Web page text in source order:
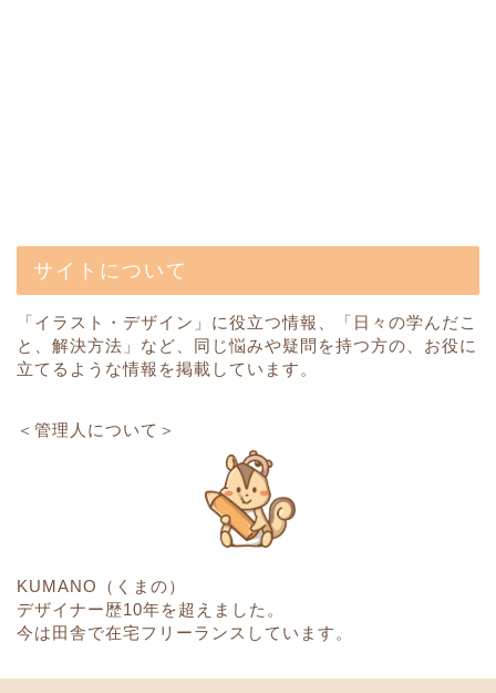
サイトについて
「イラスト・デザイン」に役立つ情報、「日々の学んだこ
と、解決方法」など、同じ悩みや疑問を持つ方の、お役に
立てるような情報を掲載しています。
＜管理人について＞
KUMANO（くまの）
デザイナー歴10年を超えました。
今は田舎で在宅フリーランスしています。